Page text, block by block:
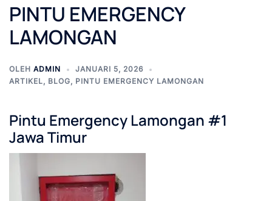
PINTU EMERGENCY
LAMONGAN
OLEH ADMIN
JANUARI 5, 2026
ARTIKEL, BLOG, PINTU EMERGENCY LAMONGAN
Pintu Emergency Lamongan #1
Jawa Timur